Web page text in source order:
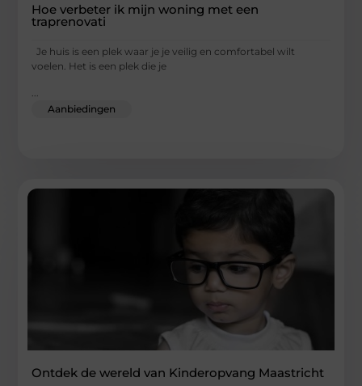
Hoe verbeter ik mijn woning met een
traprenovati
Je huis is een plek waar je je veilig en comfortabel wilt
voelen. Het is een plek die je
Aanbiedingen
Ontdek de wereld van Kinderopvang Maastricht